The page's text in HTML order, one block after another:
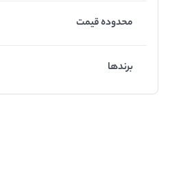
محدوده قیمت
برندها